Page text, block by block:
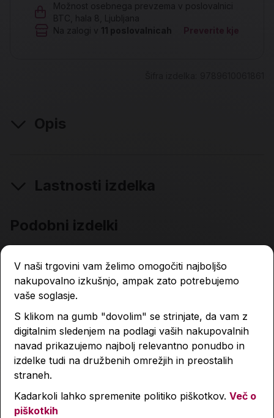
Možnost osebnega prevzema v poslovalnici
BTC, hala 8, Ljubljana
Na zalogi v
11 poslovalnicah Preverite kje
Opis
Lastnosti izdelka
Podobni izdelki
-44 %
-44 %
V naši trgovini vam želimo omogočiti najboljšo
nakupovalno izkušnjo, ampak zato potrebujemo
vaše soglasje.
S klikom na gumb "dovolim" se strinjate, da vam z
digitalnim sledenjem na podlagi vaših nakupovalnih
navad prikazujemo najbolj relevantno ponudbo in
izdelke tudi na družbenih omrežjih in preostalih
straneh.
Kadarkoli lahko spremenite politiko piškotkov. Več o
piškotkih